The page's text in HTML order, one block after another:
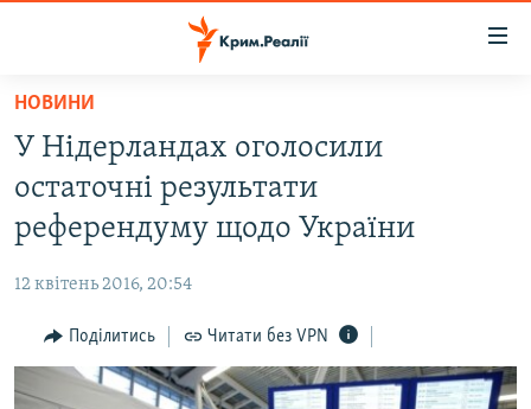
Перейти
основного
матеріалу
Перейти
до
основної
Перейти
до
пошуку
ВОДА.КРИМ
ВІДЕО ТА ФОТО
БЛОГИ
ПОГЛЯД
ІНТЕРВ'Ю
НОВИНИ
У Нідерландах оголосили
остаточні результати
референдуму щодо України
12 квітень 2016, 20:54
Поділитись Читати без VPN